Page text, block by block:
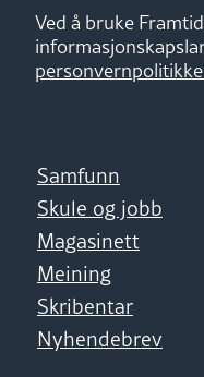
Ved å bruke
Samfunn
Skule og jobb
Magasinett
Meining
Skribentar
Nyhendebrev